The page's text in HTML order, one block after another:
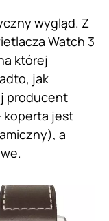
wygląd. Z
Watch 3
której
jak
producent
koperta jest
a